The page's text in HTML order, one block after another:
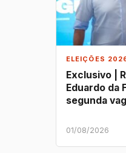
ELEIÇÕES
Exclusivo |
Eduardo da
segunda
01/08/2026